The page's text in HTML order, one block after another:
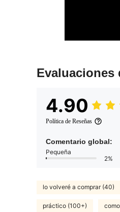
Evaluaciones
4.90
Política de Reseñas
Comentario global:
Pequeña
2%
lo volveré a comprar (40)
práctico (100+)